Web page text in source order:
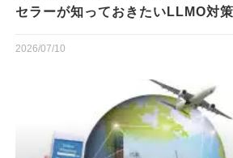
セラーが知っておきたいLLMO対策
2026/07/10